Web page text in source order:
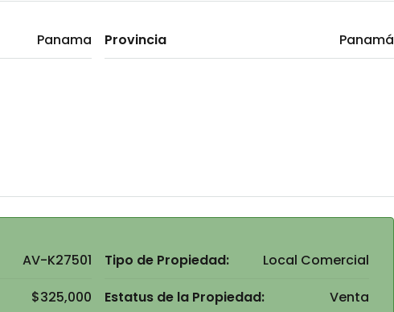
Panama Provincia Panamá
AV-K27501
$325,000
Tipo de Propiedad:
Local Comercial
Estatus de la Propiedad:
Venta